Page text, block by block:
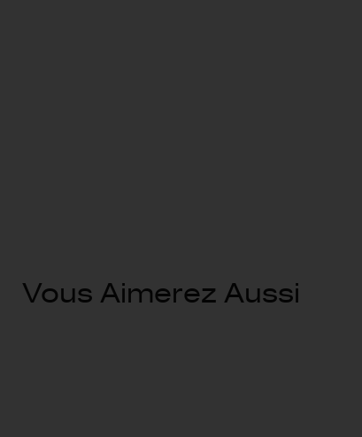
Vous Aimerez Aussi